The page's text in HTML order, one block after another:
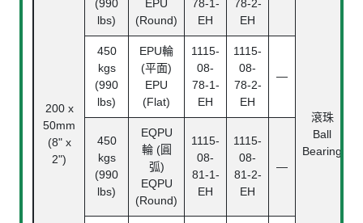
200 x
50mm
(8" x
2")
滾珠
Ball
Bearing
(990
lbs)
EPU
(Round)
78-1-
EH
78-2-
EH
450
kgs
(990
lbs)
EPU輪
(平面)
EPU
(Flat)
1115-
08-
78-1-
EH
1115-
08-
78-2-
EH
—
450
kgs
(990
lbs)
EQPU
輪 (圓
弧)
EQPU
(Round)
1115-
08-
81-1-
EH
1115-
08-
81-2-
EH
—